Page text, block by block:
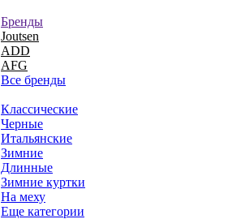
Бренды
Joutsen
ADD
AFG
Все бренды
Классические
Черные
Итальянские
Зимние
Длинные
Зимние куртки
На меху
Еще категории